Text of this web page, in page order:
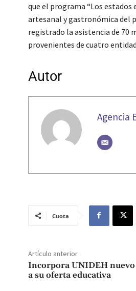
que el programa “Los
artesanal y gastronómica del
registrado la asistencia de 70
provenientes de cuatro
Autor
Agencia
Cuota
Artículo anterior
Incorpora UNIDEH
a su oferta educativa